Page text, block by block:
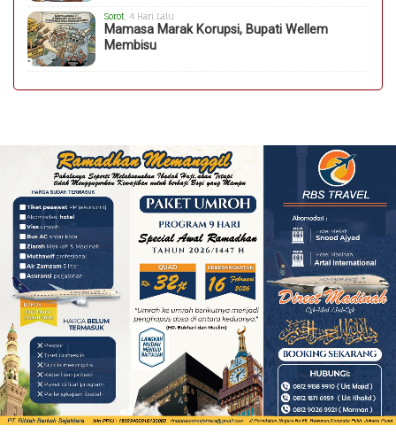
Sorot , 4 Hari Lalu
Mamasa Marak Korupsi, Bupati Wellem
Membisu